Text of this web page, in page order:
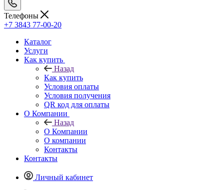
Телефоны
+7 3843 77-00-20
Каталог
Услуги
Как купить
Назад
Как купить
Условия оплаты
Условия получения
QR код для оплаты
О Компании
Назад
О Компании
О компании
Контакты
Контакты
Личный кабинет